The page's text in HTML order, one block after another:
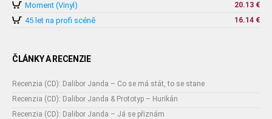
Moment (Vinyl) 20.13 €
45 let na profi scéně 16.14 €
ČLÁNKY A RECENZIE
Recenzia (CD): Dalibor Janda – Co se má stát, to se stane
Recenzia (CD): Dalibor Janda & Prototyp – Hurikán
Recenzia (CD): Dalibor Janda – Já se přiznám